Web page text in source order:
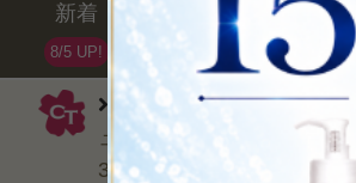
ヘレナルビンスタイン
ューイ エッセンス ロー
30ml/1.01fl.oz.
新着
8/5 UP!
セール